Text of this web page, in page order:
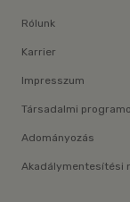
Rólunk
Karrier
Impresszum
Társadalmi
Adományozás
Akadálymentesítési